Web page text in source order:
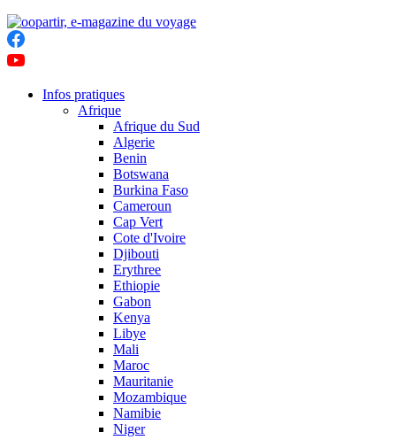
Infos pratiques
Afrique
Afrique du Sud
Algerie
Benin
Botswana
Burkina Faso
Cameroun
Cap Vert
Cote d'Ivoire
Djibouti
Erythree
Ethiopie
Gabon
Kenya
Libye
Mali
Maroc
Mauritanie
Mozambique
Namibie
Niger